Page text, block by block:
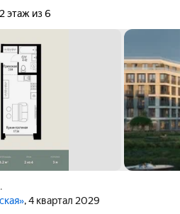
2 этаж из 6
, 4 квартал 2029